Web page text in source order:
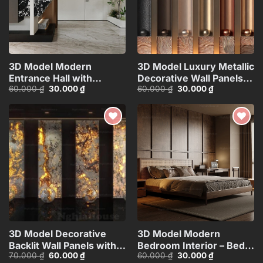
3D Model Modern
Entrance Hall with
Marble Floor and Indoor
Greenery_ID109994883
60.000₫ Giá
60.000 ₫.
30.000₫Giá
hiện
là:
30.000 ₫.
3D Model Luxury Metallic
Decorative Wall Panels
for Interior
60.000₫ Giá
là:
60.000 ₫.
30.000₫Giá
hiện
tại
30.000 ₫.
Add to
wishlist
3D Model Decorative
Backlit Wall Panels with
Marble and Lighting
70.000₫ Giá
60.000₫Giá
3D Model Modern
Bedroom Interior – Bed,
Nightstand, Desk &
60.000₫ Giá
30.000₫Giá